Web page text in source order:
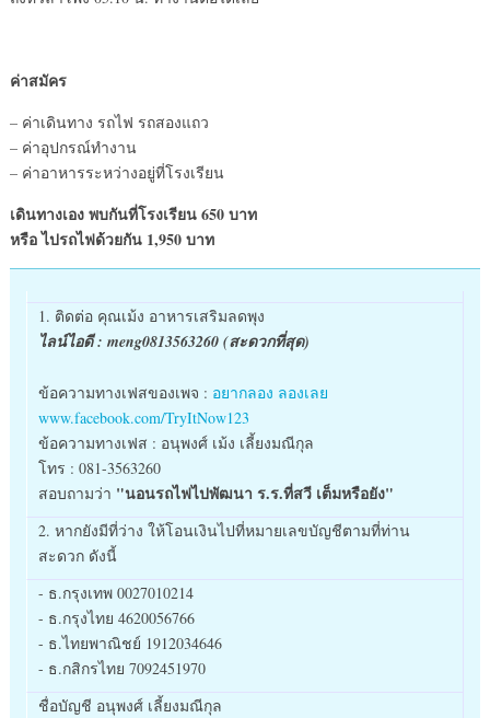
ค่าสมัคร
– ค่าเดินทาง รถไฟ รถสองแถว
– ค่าอุปกรณ์ทำงาน
– ค่าอาหารระหว่างอยู่ที่โรงเรียน
เดินทางเอง พบกันที่โรงเรียน 650 บาท
หรือ ไปรถไฟด้วยกัน 1,950 บาท
1. ติดต่อ คุณเม้ง อาหารเสริมลดพุง
ไลน์ไอดี : meng0813563260 (สะดวกที่สุด)
ข้อความทางเฟสของเพจ : อยากลอง ลองเลย
www.facebook.com/TryItNow123
ข้อความทางเฟส : อนุพงศ์ เม้ง เลี้ยงมณีกุล
โทร : 081-3563260
สอบถามว่า "นอนรถไฟไปพัฒนา ร.ร.ที่สวี เต็มหรือยัง"
2. หากยังมีที่ว่าง ให้โอนเงินไปที่หมายเลขบัญชีตามที่ท่าน
สะดวก ดังนี้
- ธ.กรุงเทพ 0027010214
- ธ.กรุงไทย 4620056766
- ธ.ไทยพาณิชย์ 1912034646
- ธ.กสิกรไทย 7092451970
ชื่อบัญชี อนุพงศ์ เลี้ยงมณีกุล